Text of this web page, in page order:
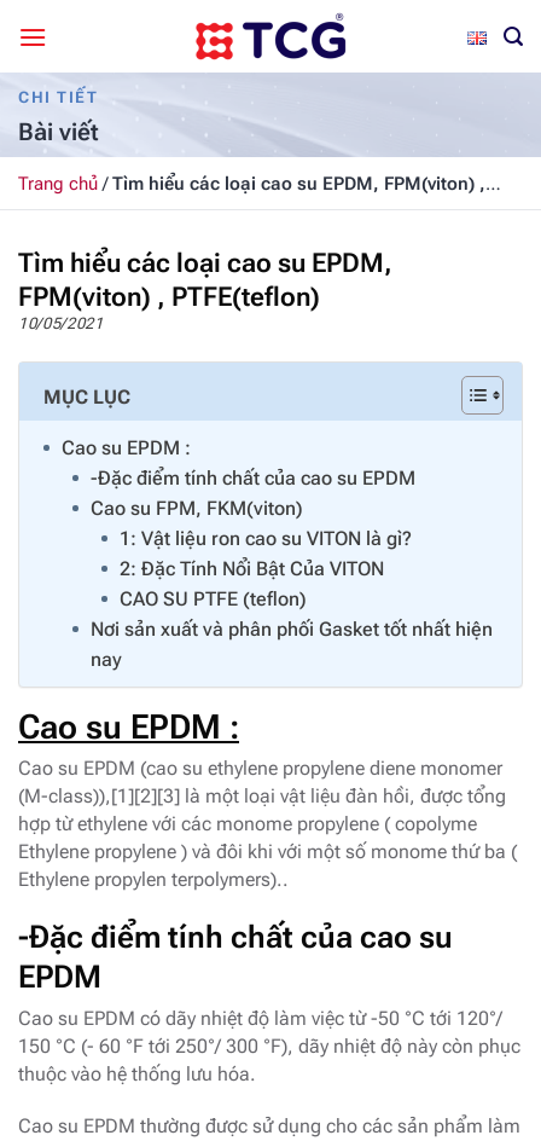
qua
nội
dungCHI TIẾT
Bài viết
Trang chủ/Tìm hiểu các loại cao su EPDM, FPM(viton) ,
PTFE(teflon)
Tìm hiểu các loại cao su EPDM,
FPM(viton) , PTFE(teflon)
10/05/2021
MỤC LỤC
Cao su EPDM :
-Đặc điểm tính chất của cao su EPDM
Cao su FPM, FKM(viton)
1: Vật liệu ron cao su VITON là gì?
2: Đặc Tính Nổi Bật Của VITON
CAO SU PTFE (teflon)
Nơi sản xuất và phân phối Gasket tốt nhất hiện
nay
Cao su EPDM :
Cao su EPDM (cao su ethylene propylene diene monomer
(M-class)),[1][2][3] là một loại vật liệu đàn hồi, được tổng
hợp từ ethylene với các monome propylene ( copolyme
Ethylene propylene ) và đôi khi với một số monome thứ ba (
Ethylene propylen terpolymers)..
-Đặc điểm tính chất của cao su
EPDM
Cao su EPDM có dãy nhiệt độ làm việc từ -50 °C tới 120°/
150 °C (- 60 °F tới 250°/ 300 °F), dãy nhiệt độ này còn phục
thuộc vào hệ thống lưu hóa.
Cao su EPDM thường được sử dụng cho các sản phẩm làm